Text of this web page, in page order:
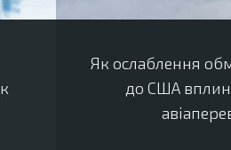
Як ослаблення
до США